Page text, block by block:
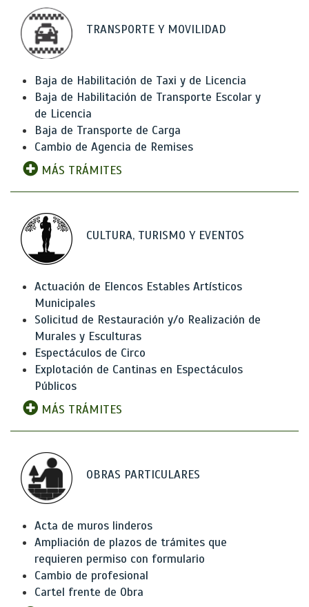
TRANSPORTE Y MOVILIDAD
Baja de Habilitación de Taxi y de Licencia
Baja de Habilitación de Transporte Escolar y
de Licencia
Baja de Transporte de Carga
Cambio de Agencia de Remises
MÁS TRÁMITES
CULTURA, TURISMO Y EVENTOS
Actuación de Elencos Estables Artísticos
Municipales
Solicitud de Restauración y/o Realización de
Murales y Esculturas
Espectáculos de Circo
Explotación de Cantinas en Espectáculos
Públicos
MÁS TRÁMITES
OBRAS PARTICULARES
Acta de muros linderos
Ampliación de plazos de trámites que
requieren permiso con formulario
Cambio de profesional
Cartel frente de Obra